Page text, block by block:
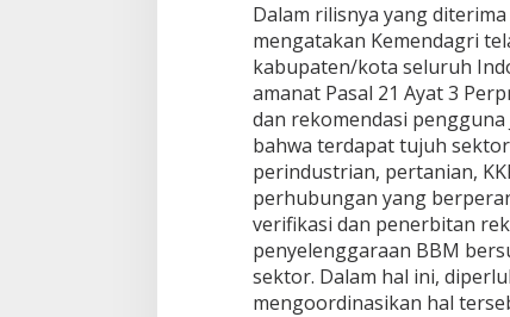
Dalam rilisnya yang
mengatakan Kemendagri
kabupaten/kota seluruh
amanat Pasal 21 Ayat 3
dan rekomendasi
bahwa terdapat tujuh
perindustrian, pertanian,
perhubungan yang
verifikasi dan penerbitan
penyelenggaraan BBM
sektor. Dalam hal ini,
mengoordinasikan hal